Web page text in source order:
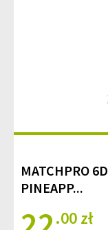
MATCHPRO
PINEAPP...
.00 zł